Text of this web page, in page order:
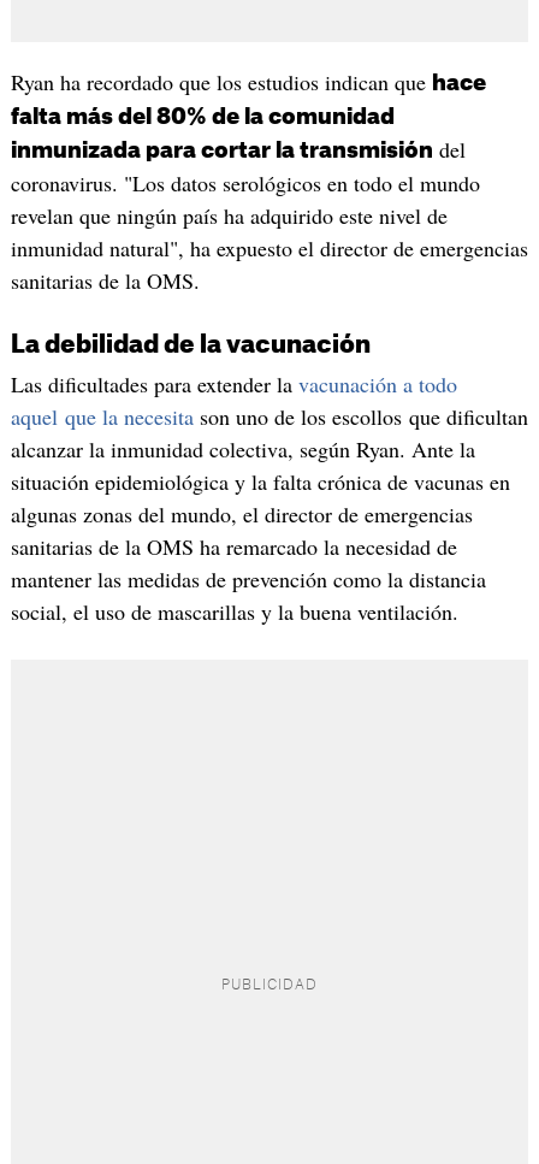
Ryan ha recordado que los estudios indican que hace
falta más del 80% de la comunidad
inmunizada para cortar la transmisión del
coronavirus. "Los datos serológicos en todo el mundo
revelan que ningún país ha adquirido este nivel de
inmunidad natural", ha expuesto el director de emergencias
sanitarias de la OMS.
La debilidad de la vacunación
Las dificultades para extender la vacunación a todo
aquel que la necesitason uno de los escollos que dificultan
alcanzar la inmunidad colectiva, según Ryan. Ante la
situación epidemiológica y la falta crónica de vacunas en
algunas zonas del mundo, el director de emergencias
sanitarias de la OMS ha remarcado la necesidad de
mantener las medidas de prevención como la distancia
social, el uso de mascarillas y la buena ventilación.